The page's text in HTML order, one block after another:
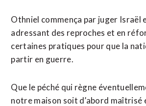
Othniel commença par juger Israël
adressant des reproches et en
certaines pratiques pour que la
partir en guerre.
Que le péché qui règne
notre maison soit d’abord maîtrisé